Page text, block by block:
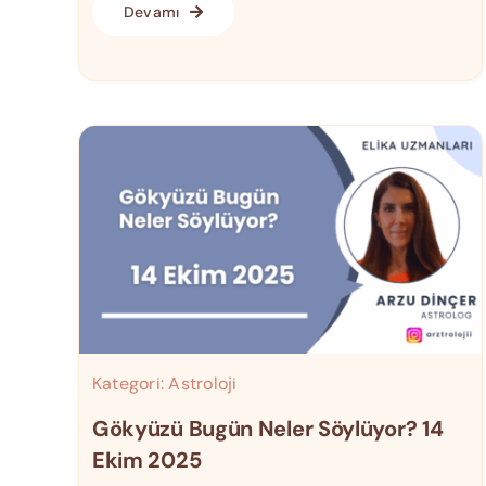
Devamı
Kategori:Astroloji
Gökyüzü Bugün Neler Söylüyor? 14
Ekim 2025